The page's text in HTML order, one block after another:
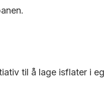
til å lage isflater i